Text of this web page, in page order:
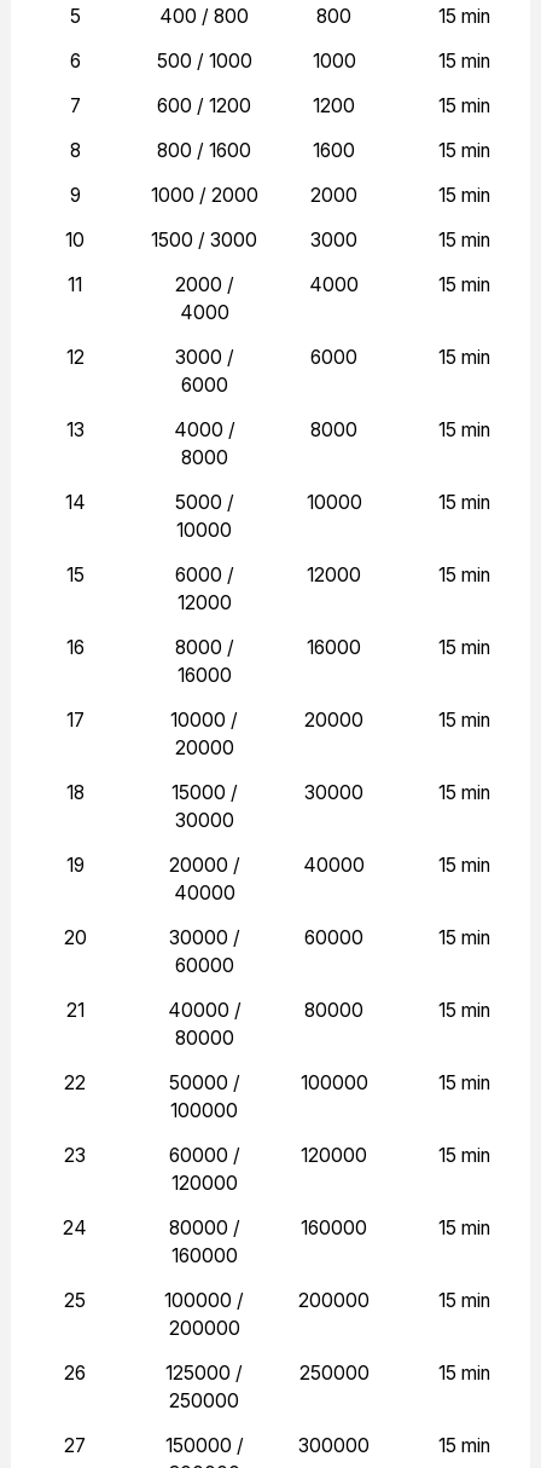
5
400 / 800 800
15 min
6
500 / 1000 1000
15 min
7
600 / 1200 1200
15 min
8
800 / 1600 1600
15 min
9
1000 / 2000 2000
15 min
10
1500 / 3000 3000
15 min
11
2000 /
4000
4000 15 min
12
3000 /
6000
6000 15 min
13
4000 /
8000
8000 15 min
14
5000 /
10000
10000 15 min
15
6000 /
12000
12000 15 min
16
8000 /
16000
16000 15 min
17
10000 /
20000
20000 15 min
18
15000 /
30000
30000 15 min
19
20000 /
40000
40000 15 min
20
30000 /
60000
60000 15 min
21
40000 /
80000
80000 15 min
22
50000 /
100000
100000 15 min
23
60000 /
120000
120000 15 min
24
80000 /
160000
160000 15 min
25
100000 /
200000
200000 15 min
26
125000 /
250000
250000 15 min
27
150000 /
300000 15 min